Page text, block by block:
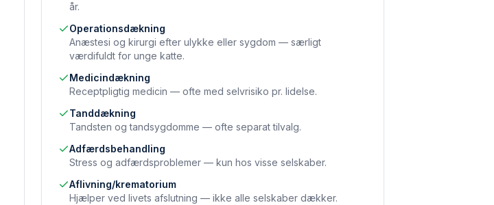
år.
Operations­dækning
Anæstesi og kirurgi efter ulykke eller sygdom — særligt
værdifuldt for unge katte.
Medicin­dækning
Receptpligtig medicin — ofte med selvrisiko pr. lidelse.
Tand­dækning
Tandsten og tandsygdomme — ofte separat tilvalg.
Adfærds­behandling
Stress og adfærdsproblemer — kun hos visse selskaber.
Aflivning/krematorium
Hjælper ved livets afslutning — ikke alle selskaber dækker.